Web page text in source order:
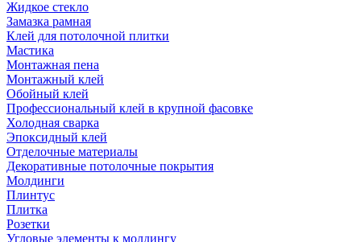
Жидкое стекло
Замазка рамная
Клей для потолочной плитки
Мастика
Монтажная пена
Монтажный клей
Обойный клей
Профессиональный клей в крупной фасовке
Холодная сварка
Эпоксидный клей
Отделочные материалы
Декоративные потолочные покрытия
Молдинги
Плинтус
Плитка
Розетки
Угловые элементы к молдингу